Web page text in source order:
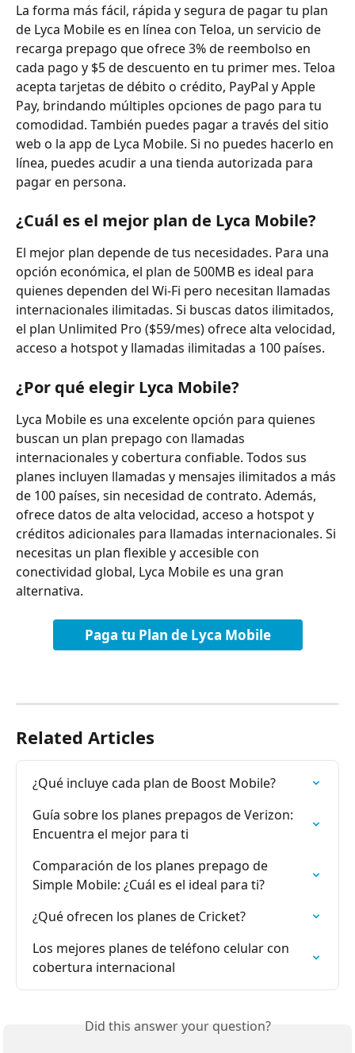
La forma más fácil, rápida y segura de pagar tu plan
de Lyca Mobile es en línea con Teloa, un servicio de
recarga prepago que ofrece 3% de reembolso en
cada pago y $5 de descuento en tu primer mes. Teloa
acepta tarjetas de débito o crédito, PayPal y Apple
Pay, brindando múltiples opciones de pago para tu
comodidad. También puedes pagar a través del sitio
web o la app de Lyca Mobile. Si no puedes hacerlo en
línea, puedes acudir a una tienda autorizada para
pagar en persona.
¿Cuál es el mejor plan de Lyca Mobile?
El mejor plan depende de tus necesidades. Para una
opción económica, el plan de 500MB es ideal para
quienes dependen del Wi-Fi pero necesitan llamadas
internacionales ilimitadas. Si buscas datos ilimitados,
el plan Unlimited Pro ($59/mes) ofrece alta velocidad,
acceso a hotspot y llamadas ilimitadas a 100 países.
¿Por qué elegir Lyca Mobile?
Lyca Mobile es una excelente opción para quienes
buscan un plan prepago con llamadas
internacionales y cobertura confiable. Todos sus
planes incluyen llamadas y mensajes ilimitados a más
de 100 países, sin necesidad de contrato. Además,
ofrece datos de alta velocidad, acceso a hotspot y
créditos adicionales para llamadas internacionales. Si
necesitas un plan flexible y accesible con
conectividad global, Lyca Mobile es una gran
alternativa.
Paga tu Plan de Lyca Mobile
Related Articles
¿Qué incluye cada plan de Boost Mobile?
Guía sobre los planes prepagos de Verizon:
Encuentra el mejor para ti
Comparación de los planes prepago de
Simple Mobile: ¿Cuál es el ideal para ti?
¿Qué ofrecen los planes de Cricket?
Los mejores planes de teléfono celular con
cobertura internacional
Did this answer your question?